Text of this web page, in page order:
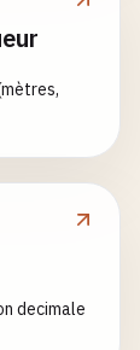
decimale